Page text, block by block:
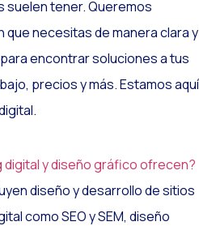
suelen tener. Queremos
necesitas de manera clara y
encontrar soluciones a tus
precios y más. Estamos aquí
y diseño gráfico ofrecen?
diseño y desarrollo de sitios
como SEO y SEM, diseño